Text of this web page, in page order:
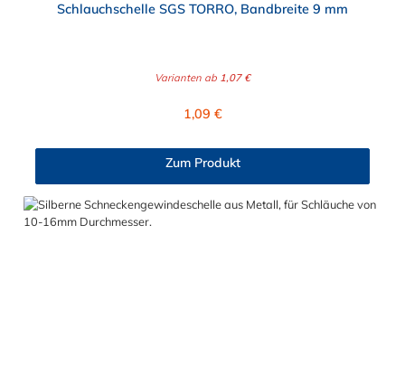
Schlauchschelle SGS TORRO, Bandbreite 9 mm
Varianten ab 1,07 €
Regulärer Preis:
1,09 €
Zum Produkt